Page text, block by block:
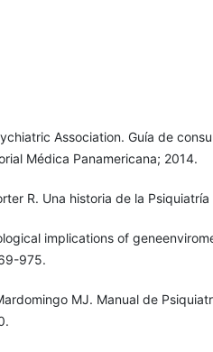
Association. Guía de
Médica Panamericana; 2014.
R. Una historia de la
implications of
975.
MJ. Manual de